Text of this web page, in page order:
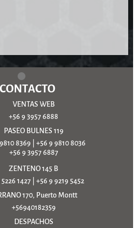
CONTACTO
VENTAS WEB
+56 9 3957 6888
PASEO BULNES 119
8369
+56 9 9810 8036
+56 9 3957 6887
ZENTENO 145 B
1427| +56 9 9219 5452
170, Puerto Montt
+56940182359
DESPACHOS